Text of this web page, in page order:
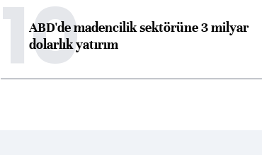
10
ABD'de madencilik sektörüne 3 milyar
dolarlık yatırım